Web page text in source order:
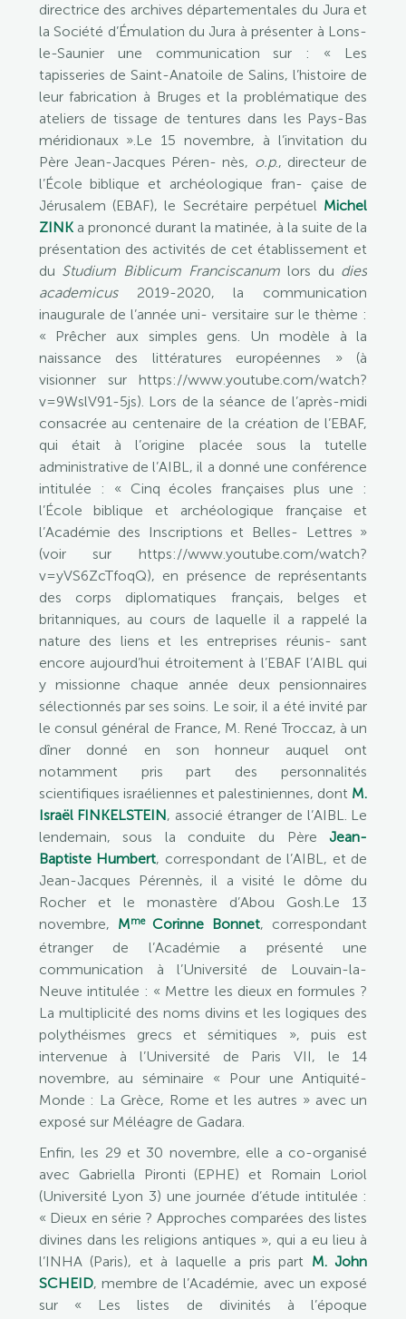
directrice des archives départementales du Jura et
la Société d’Émulation du Jura à présenter à Lons-
le-Saunier une communication sur : « Les
tapisseries de Saint-Anatoile de Salins, l’histoire de
leur fabrication à Bruges et la problématique des
ateliers de tissage de tentures dans les Pays-Bas
méridionaux ».Le 15 novembre, à l’invitation du
Père Jean-Jacques Péren- nès, o.p., directeur de
l’École biblique et archéologique fran- çaise de
Jérusalem (EBAF), le Secrétaire perpétuel Michel
ZINKa prononcé durant la matinée, à la suite de la
présentation des activités de cet établissement et
du Studium Biblicum Franciscanum lors du dies
academicus2019-2020, la communication
inaugurale de l’année uni- versitaire sur le thème :
« Prêcher aux simples gens. Un modèle à la
naissance des littératures européennes » (à
visionner sur https://www.youtube.com/watch?
v=9WslV91-5js). Lors de la séance de l’après-midi
consacrée au centenaire de la création de l’EBAF,
qui était à l’origine placée sous la tutelle
administrative de l’AIBL, il a donné une conférence
intitulée : « Cinq écoles françaises plus une :
l’École biblique et archéologique française et
l’Académie des Inscriptions et Belles- Lettres »
(voir sur https://www.youtube.com/watch?
v=yVS6ZcTfoqQ), en présence de représentants
des corps diplomatiques français, belges et
britanniques, au cours de laquelle il a rappelé la
nature des liens et les entreprises réunis- sant
encore aujourd’hui étroitement à l’EBAF l’AIBL qui
y missionne chaque année deux pensionnaires
sélectionnés par ses soins. Le soir, il a été invité par
le consul général de France, M. René Troccaz, à un
dîner donné en son honneur auquel ont
notamment pris part des personnalités
scientifiques israéliennes et palestiniennes, dont M.
Israël FINKELSTEIN, associé étranger de l’AIBL. Le
lendemain, sous la conduite du PèreJean-
Baptiste Humbert, correspondant de l’AIBL, et de
Jean-Jacques Pérennès, il a visité le dôme du
Rocher et le monastère d’Abou Gosh.Le 13
novembre, MmeCorinne Bonnet, correspondant
étranger de l’Académie a présenté une
communication à l’Université de Louvain-la-
Neuve intitulée : « Mettre les dieux en formules ?
La multiplicité des noms divins et les logiques des
polythéismes grecs et sémitiques », puis est
intervenue à l’Université de Paris VII, le 14
novembre, au séminaire « Pour une Antiquité-
Monde : La Grèce, Rome et les autres » avec un
exposé sur Méléagre de Gadara.
Enfin, les 29 et 30 novembre, elle a co-organisé
avec Gabriella Pironti (EPHE) et Romain Loriol
(Université Lyon 3) une journée d’étude intitulée :
« Dieux en série ? Approches comparées des listes
divines dans les religions antiques », qui a eu lieu à
l’INHA (Paris), et à laquelle a pris part M. John
SCHEID, membre de l’Académie, avec un exposé
sur « Les listes de divinités à l’époque